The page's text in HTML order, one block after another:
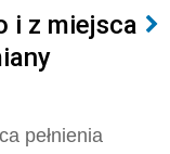
i z miejsca
pełnienia